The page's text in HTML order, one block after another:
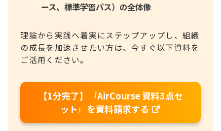
ース、標準学習パス）の全体像
理論から実践へ着実にステップアップし、組織
の成長を加速させたい方は、今すぐ以下資料を
ご活用ください。
【1分完了】『AirCourse 資料3点セ
ット』を資料請求する